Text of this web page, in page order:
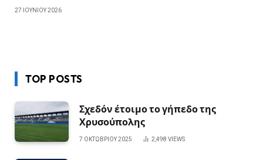
27 ΙΟΥΝΊΟΥ 2026
TOP POSTS
Σχεδόν έτοιμο το γήπεδο της
Χρυσούπολης
7 ΟΚΤΩΒΡΊΟΥ 2025 2,498 VIEWS